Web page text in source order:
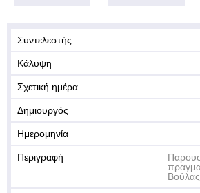
Συντελεστής
Κάλυψη
Σχετική ημέρα
Δημιουργός
Ημερομηνία
Περιγραφή
Βούλας.